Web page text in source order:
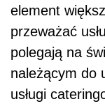
element
przeważać
polegają na
należącym do
usługi